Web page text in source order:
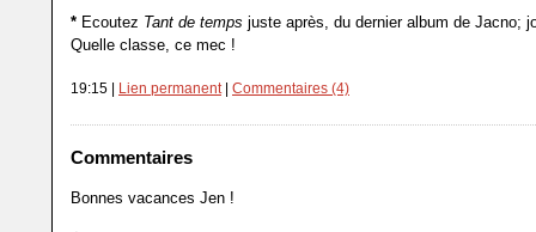
* Ecoutez Tant de temps juste après, du dernier album de Jacno;
Quelle classe, ce mec !
19:15 | Lien permanent| Commentaires (4)
Commentaires
Bonnes vacances Jen !